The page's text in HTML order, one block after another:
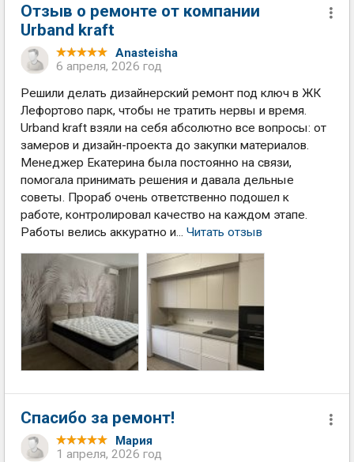
Отзыв о ремонте от компании
Urband kraft
Anasteisha
6 апреля, 2026 год
Решили делать дизайнерский ремонт под ключ в ЖК
Лефортово парк, чтобы не тратить нервы и время.
Urband kraft взяли на себя абсолютно все вопросы: от
замеров и дизайн-проекта до закупки материалов.
Менеджер Екатерина была постоянно на связи,
помогала принимать решения и давала дельные
советы. Прораб очень ответственно подошел к
работе, контролировал качество на каждом этапе.
Работы велись аккуратно и... Читать отзыв
Спасибо за ремонт!
Мария
1 апреля, 2026 год